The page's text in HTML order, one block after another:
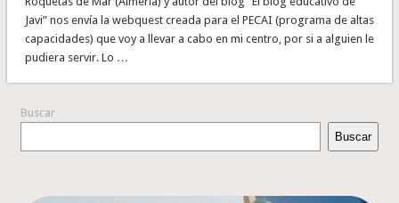
Javi” nos envía la webquest creada para el PECAI (programa de altas
capacidades) que voy a llevar a cabo en mi centro, por si a alguien le
pudiera servir. Lo …
Buscar
Buscar